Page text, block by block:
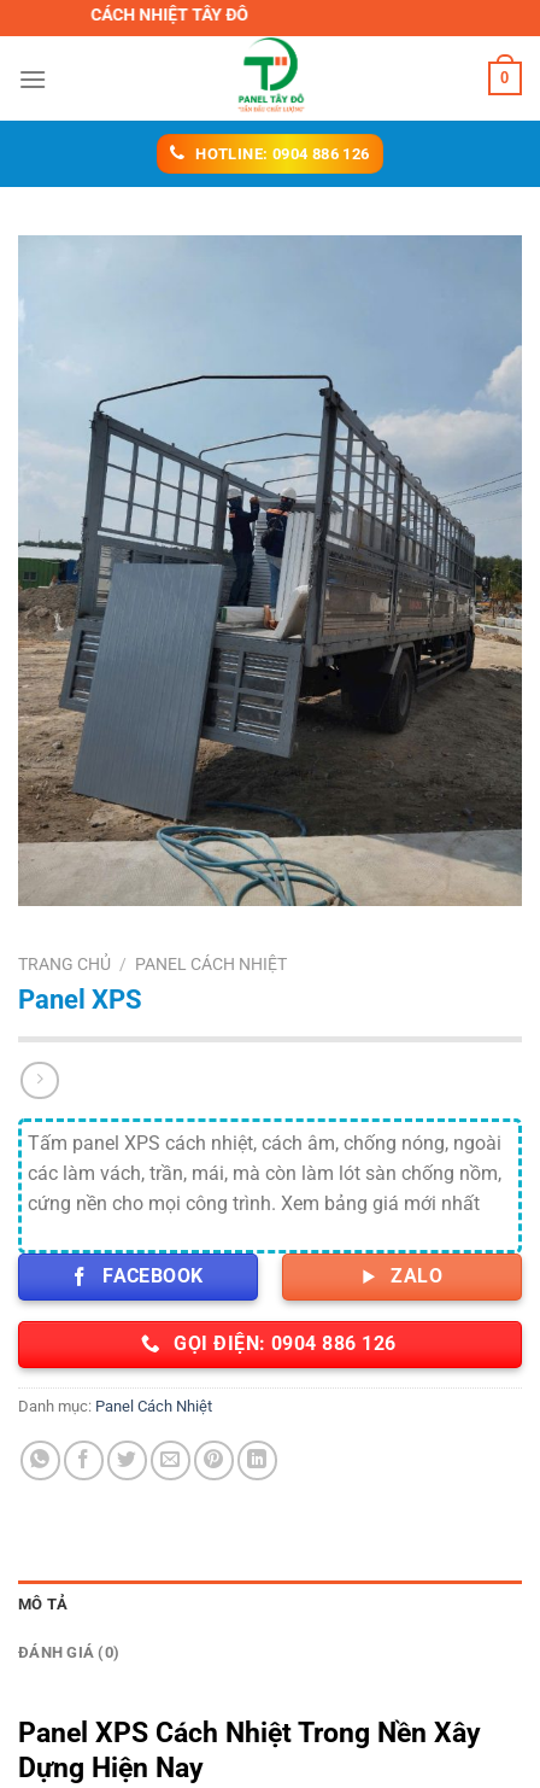
đến
nội
CÁCH NHIỆT TÂY ĐÔ
0
HOTLINE: 0904 886 126
TRANG CHỦ / PANEL CÁCH NHIỆT
Panel XPS
Tấm panel XPS cách nhiệt, cách âm, chống nóng, ngoài
các làm vách, trần, mái, mà còn làm lót sàn chống nồm,
cứng nền cho mọi công trình. Xem bảng giá mới nhất
FACEBOOK ZALO
GỌI ĐIỆN: 0904 886 126
Danh mục: Panel Cách Nhiệt
MÔ TẢ
ĐÁNH GIÁ (0)
Panel XPS Cách Nhiệt Trong Nền Xây
Dựng Hiện Nay